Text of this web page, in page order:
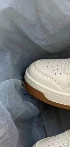
1. 分割払いの金額
締め日後に支払い
2. SMSのリンクを
大直営店舗／銀行
支払いを選択できま
【注意事項】
1. 本サービスは「
って提供され、ユー
購入できるようにし
後、契約に基づい
2. 「OP Pay Later
情報（名前、電話ま
および利用するため
認、照合および修
3. 完全なユーザー
代金納付期限は最短
リをダウンロード
まで延長できます。
お支払期限は、シ
とに計算されます
を延長できますが
約商品や商品到着
わらず、AFTEEで
二、支払い限度額
1.初回 AFTEEを ご
き、限度額が設定さ
2.決済金額は最低
3.現在、台湾の会員
7-11取貨付款
配送毎にNT$45
付款 後7-11取貨
配送毎にNT$45
宅配
配送毎にNT$70